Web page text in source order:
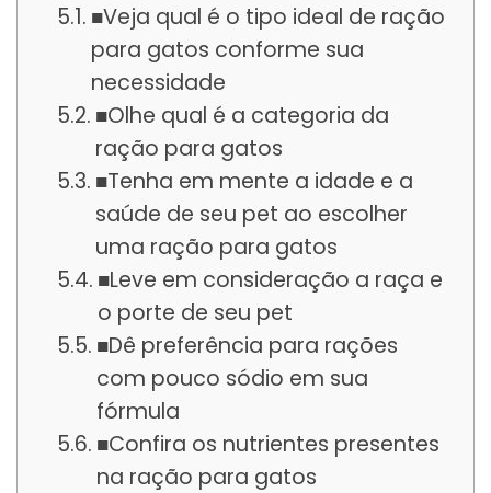
■Veja qual é o tipo ideal de ração
para gatos conforme sua
necessidade
■Olhe qual é a categoria da
ração para gatos
■Tenha em mente a idade e a
saúde de seu pet ao escolher
uma ração para gatos
■Leve em consideração a raça e
o porte de seu pet
■Dê preferência para rações
com pouco sódio em sua
fórmula
■Confira os nutrientes presentes
na ração para gatos